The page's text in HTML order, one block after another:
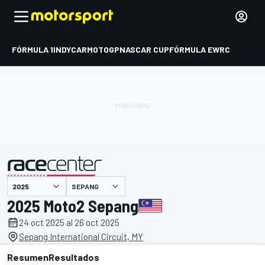
FÓRMULA 1INDYCARMOTOGPNASCAR CUPFÓRMULA EWRC
presentado por SEPANG
2025 Moto2 Sepang
24 oct 2025 al 26 oct 2025
Sepang International Circuit, MY
ResumenResultados